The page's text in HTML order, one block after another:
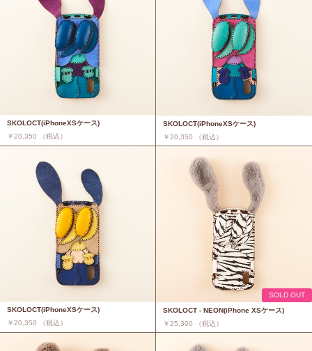
SKOLOCT(iPhoneXSケース)
￥20,350 （税込）
SKOLOCT(iPhoneXSケース)
￥20,350 （税込）
SKOLOCT(iPhoneXSケース)
￥20,350 （税込）
SOLD OUT
SKOLOCT - NEON(iPhone XSケース)
￥25,300 （税込）